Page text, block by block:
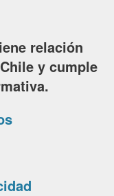
relación
y cumple